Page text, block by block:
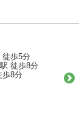
歩5分
徒歩8分
歩8分